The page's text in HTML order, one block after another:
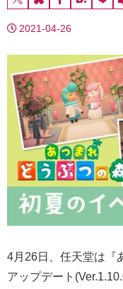
2021-04-26
4月26日、任天堂は『
アップデート